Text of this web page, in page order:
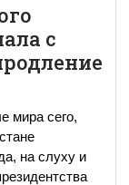
с
мира сего,
на слуху и